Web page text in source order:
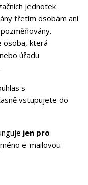
jednotek
třetím osobám ani
osoba, která
úřadu
s
vstupujete do
jen pro
e-mailovou